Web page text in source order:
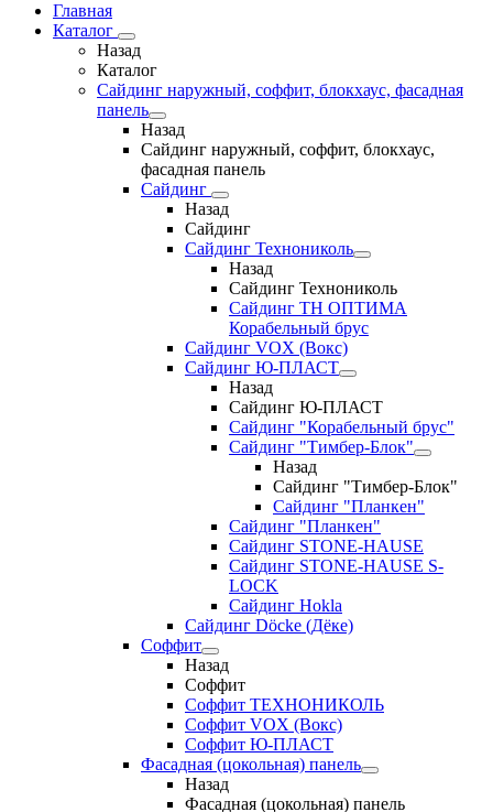
Главная
Каталог
Назад
Каталог
Сайдинг наружный, соффит, блокхаус, фасадная
панель
Назад
Сайдинг наружный, соффит, блокхаус,
фасадная панель
Сайдинг
Назад
Сайдинг
Сайдинг Технониколь
Назад
Сайдинг Технониколь
Сайдинг ТН ОПТИМА
Корабельный брус
Сайдинг VOX (Вокс)
Сайдинг Ю-ПЛАСТ
Назад
Сайдинг Ю-ПЛАСТ
Сайдинг "Корабельный брус"
Сайдинг "Тимбер-Блок"
Назад
Сайдинг "Тимбер-Блок"
Сайдинг "Планкен"
Сайдинг "Планкен"
Сайдинг STONE-HAUSE
Сайдинг STONE-HAUSE S-
LOCK
Сайдинг Hokla
Сайдинг Döcke (Дёке)
Соффит
Назад
Соффит
Соффит ТЕХНОНИКОЛЬ
Соффит VOX (Вокс)
Соффит Ю-ПЛАСТ
Фасадная (цокольная) панель
Назад
Фасадная (цокольная) панель